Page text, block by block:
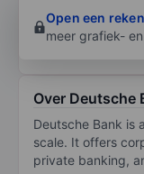
Open een
meer grafiek-
Over Deutsche
Deutsche Bank is
scale. It offers
private banking,